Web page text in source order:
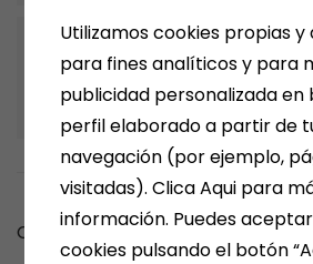
EN AGOSTO NOS
Comments are closed.
Utilizamos cookies propias
para fines analíticos y para
publicidad personalizada en
perfil elaborado a partir de
navegación (por ejemplo,
visitadas). Clica Aqui para
información. Puedes
cookies pulsando el botón